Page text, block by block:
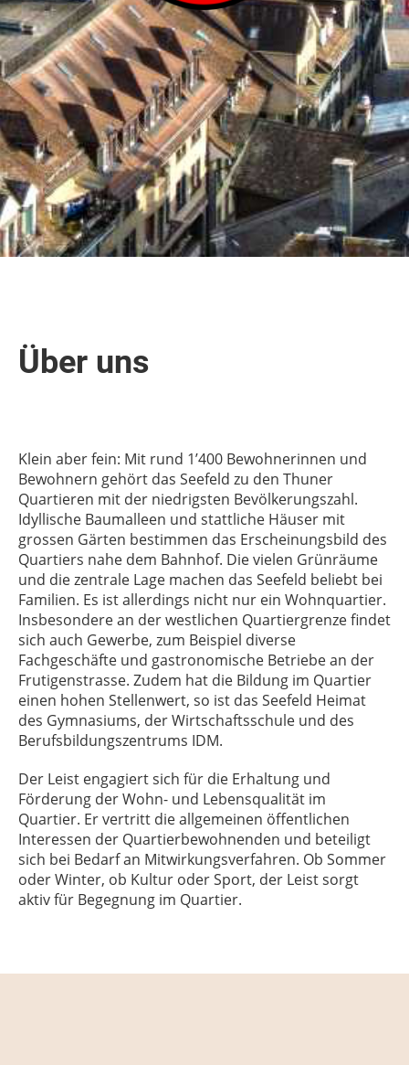
Über uns
Klein aber fein: Mit rund 1’400 Bewohnerinnen und
Bewohnern gehört das Seefeld zu den Thuner
Quartieren mit der niedrigsten Bevölkerungszahl.
Idyllische Baumalleen und stattliche Häuser mit
grossen Gärten bestimmen das Erscheinungsbild des
Quartiers nahe dem Bahnhof. Die vielen Grünräume
und die zentrale Lage machen das Seefeld beliebt bei
Familien. Es ist allerdings nicht nur ein Wohnquartier.
Insbesondere an der westlichen Quartiergrenze findet
sich auch Gewerbe, zum Beispiel diverse
Fachgeschäfte und gastronomische Betriebe an der
Frutigenstrasse. Zudem hat die Bildung im Quartier
einen hohen Stellenwert, so ist das Seefeld Heimat
des Gymnasiums, der Wirtschaftsschule und des
Berufsbildungszentrums IDM.
Der Leist engagiert sich für die Erhaltung und
Förderung der Wohn- und Lebensqualität im
Quartier. Er vertritt die allgemeinen öffentlichen
Interessen der Quartierbewohnenden und beteiligt
sich bei Bedarf an Mitwirkungsverfahren. Ob Sommer
oder Winter, ob Kultur oder Sport, der Leist sorgt
aktiv für Begegnung im Quartier.